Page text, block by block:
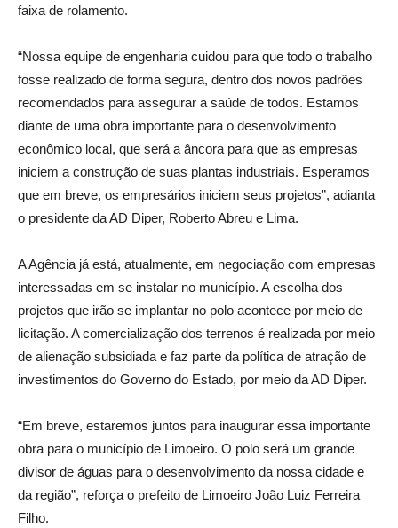
faixa de rolamento.
“Nossa equipe de engenharia cuidou para que todo o trabalho
fosse realizado de forma segura, dentro dos novos padrões
recomendados para assegurar a saúde de todos. Estamos
diante de uma obra importante para o desenvolvimento
econômico local, que será a âncora para que as empresas
iniciem a construção de suas plantas industriais. Esperamos
que em breve, os empresários iniciem seus projetos”, adianta
o presidente da AD Diper, Roberto Abreu e Lima.
A Agência já está, atualmente, em negociação com empresas
interessadas em se instalar no município. A escolha dos
projetos que irão se implantar no polo acontece por meio de
licitação. A comercialização dos terrenos é realizada por meio
de alienação subsidiada e faz parte da política de atração de
investimentos do Governo do Estado, por meio da AD Diper.
“Em breve, estaremos juntos para inaugurar essa importante
obra para o município de Limoeiro. O polo será um grande
divisor de águas para o desenvolvimento da nossa cidade e
da região”, reforça o prefeito de Limoeiro João Luiz Ferreira
Filho.